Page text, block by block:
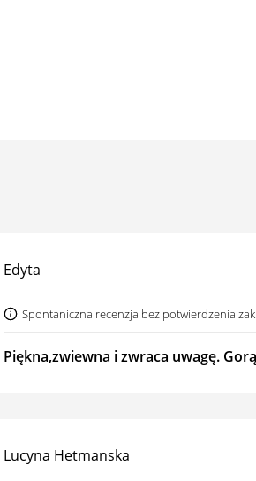
Edyta
Spontaniczna recenzja bez potwierdzenia
Piękna,zwiewna i zwraca uwagę.
Lucyna Hetmanska